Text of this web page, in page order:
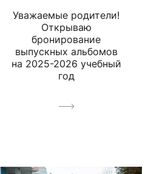
Уважаемые родители!
Открываю
бронирование
выпускных альбомов
на 2025-2026 учебный
год